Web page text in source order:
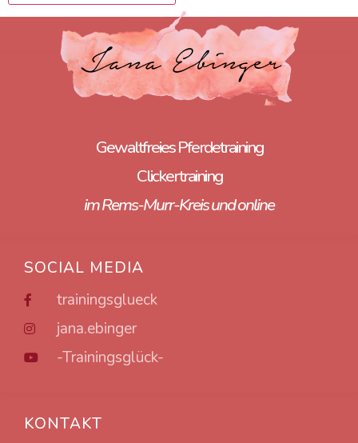
KONTAKT
SOCIAL MEDIA
trainingsglueck
jana.ebinger
-Trainingsglück-
Gewaltfreies Pferdetraining
Clickertraining
im Rems-Murr-Kreis und online